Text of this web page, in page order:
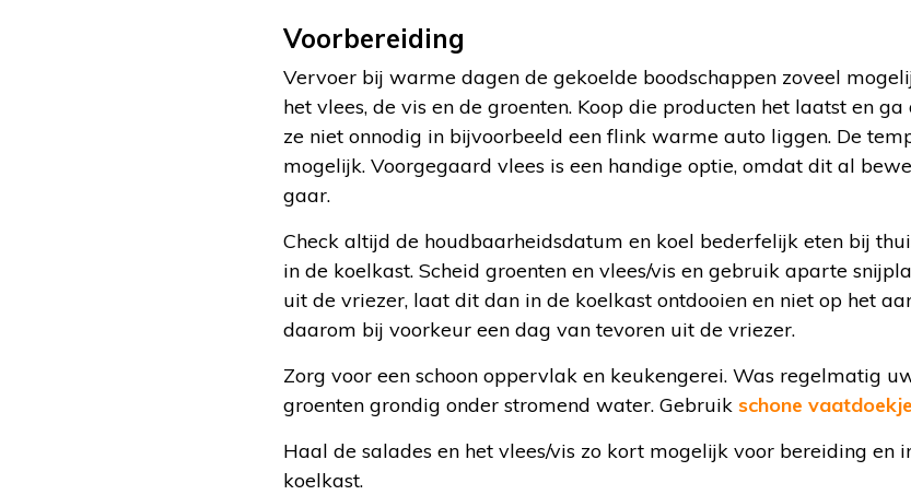
Voorbereiding
Vervoer bij warme dagen de gekoelde boodschappen zoveel
het vlees, de vis en de groenten. Koop die producten het laatst en
ze niet onnodig in bijvoorbeeld een flink warme auto liggen. De
mogelijk. Voorgegaard vlees is een handige optie, omdat dit al
gaar.
Check altijd de houdbaarheidsdatum en koel bederfelijk eten bij
in de koelkast. Scheid groenten en vlees/vis en gebruik aparte
uit de vriezer, laat dit dan in de koelkast ontdooien en niet op het
daarom bij voorkeur een dag van tevoren uit de vriezer.
Zorg voor een schoon oppervlak en keukengerei. Was regelmatig
groenten grondig onder stromend water. Gebruik schone
Haal de salades en het vlees/vis zo kort mogelijk voor bereiding en
koelkast.